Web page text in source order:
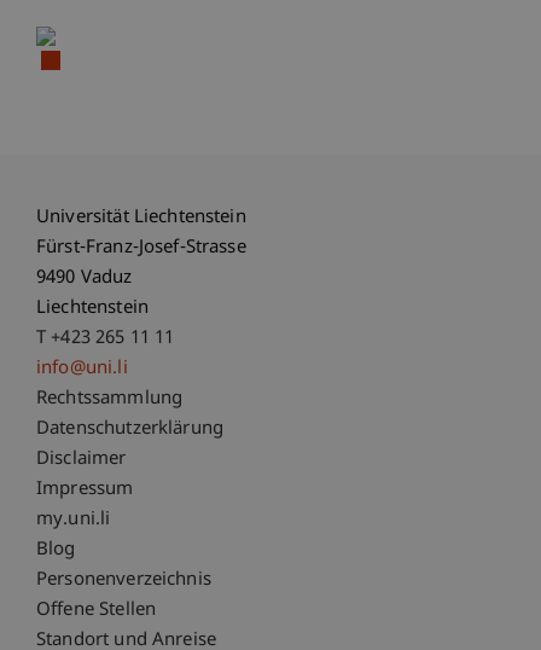
Universität Liechtenstein
Fürst-Franz-Josef-Strasse
9490 Vaduz
Liechtenstein
T +423 265 11 11
info@uni.li
Fußzeile Rechtliche Hinweise
Rechtssammlung
Datenschutzerklärung
Disclaimer
Impressum
Fußzeile Subdomain-Verzeichnis
my.uni.li
Blog
Personenverzeichnis
Offene Stellen
Standort und Anreise